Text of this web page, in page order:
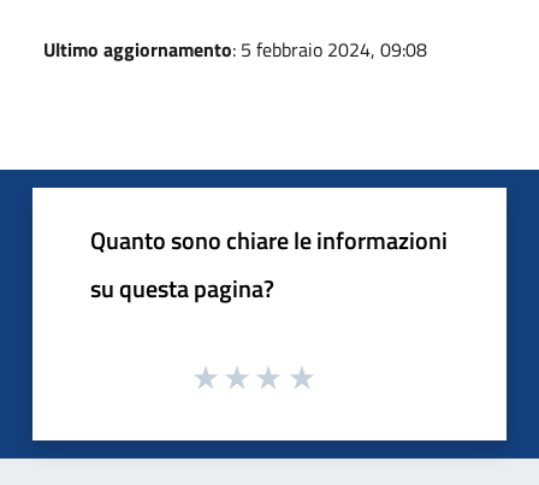
Ultimo aggiornamento: 5 febbraio 2024, 09:08
Quanto sono chiare le informazioni
su questa pagina?